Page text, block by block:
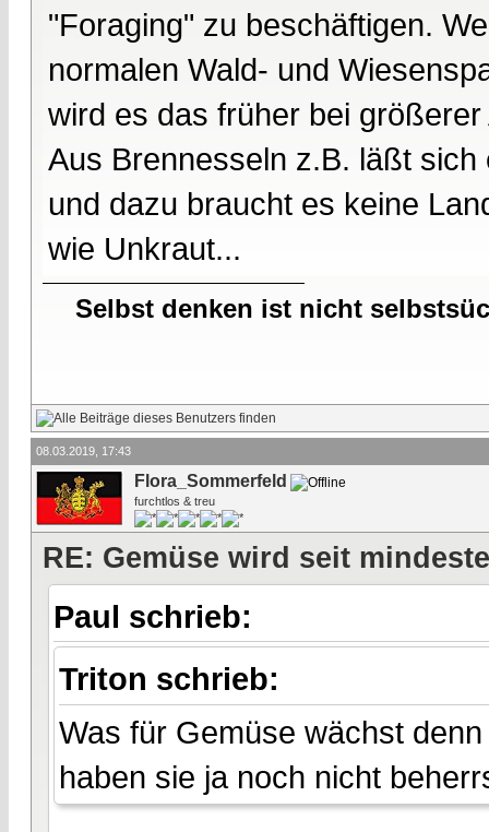
"Foraging" zu beschäftigen.
normalen Wald- und
wird es das früher bei
Aus Brennesseln z.B. läßt
und dazu braucht es keine
wie Unkraut...
Selbst denken ist nicht
08.03.2019, 17:43
Flora_Sommerfeld
furchtlos & treu
RE: Gemüse wird seit
Paul schrieb:
Triton schrieb:
Was für Gemüse wächst
haben sie ja noch nicht